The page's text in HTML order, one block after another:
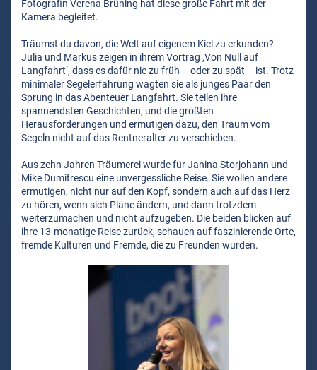
Fotografin Verena Brüning hat diese große Fahrt mit der
Kamera begleitet.
Träumst du davon, die Welt auf eigenem Kiel zu erkunden?
Julia und Markus zeigen in ihrem Vortrag ‚Von Null auf
Langfahrt‘, dass es dafür nie zu früh – oder zu spät – ist. Trotz
minimaler Segelerfahrung wagten sie als junges Paar den
Sprung in das Abenteuer Langfahrt. Sie teilen ihre
spannendsten Geschichten, und die größten
Herausforderungen und ermutigen dazu, den Traum vom
Segeln nicht auf das Rentneralter zu verschieben.
Aus zehn Jahren Träumerei wurde für Janina Storjohann und
Mike Dumitrescu eine unvergessliche Reise. Sie wollen andere
ermutigen, nicht nur auf den Kopf, sondern auch auf das Herz
zu hören, wenn sich Pläne ändern, und dann trotzdem
weiterzumachen und nicht aufzugeben. Die beiden blicken auf
ihre 13-monatige Reise zurück, schauen auf faszinierende Orte,
fremde Kulturen und Fremde, die zu Freunden wurden.